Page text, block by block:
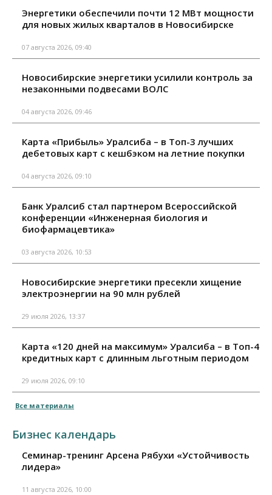
Энергетики обеспечили почти 12 МВт мощности
для новых жилых кварталов в Новосибирске
07 августа 2026, 09:40
Новосибирские энергетики усилили контроль за
незаконными подвесами ВОЛС
04 августа 2026, 09:46
Карта «Прибыль» Уралсиба – в Топ-3 лучших
дебетовых карт с кешбэком на летние покупки
04 августа 2026, 09:10
Банк Уралсиб стал партнером Всероссийской
конференции «Инженерная биология и
биофармацевтика»
03 августа 2026, 10:53
Новосибирские энергетики пресекли хищение
электроэнергии на 90 млн рублей
29 июля 2026, 13:37
Карта «120 дней на максимум» Уралсиба – в Топ-4
кредитных карт с длинным льготным периодом
29 июля 2026, 09:10
Все материалы
Бизнес календарь
Семинар-тренинг Арсена Рябухи «Устойчивость
лидера»
11 августа 2026, 10:00